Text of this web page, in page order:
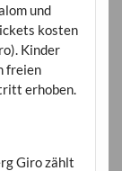
und
kosten
Kinder
freien
erhoben.
Giro zählt